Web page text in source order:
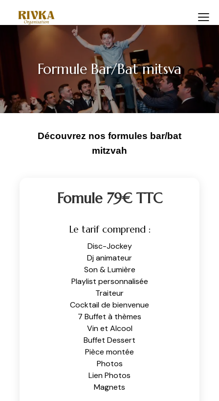
Formule Bar/Bat mitsva
Découvrez nos formules bar/bat
mitzvah
Fomule 79€ TTC
Le tarif comprend :
Disc-Jockey
Dj animateur
Son & Lumière
Playlist personnalisée
Traiteur
Cocktail de bienvenue
7 Buffet à thèmes
Vin et Alcool
Buffet Dessert
Pièce montée
Photos
Lien Photos
Magnets